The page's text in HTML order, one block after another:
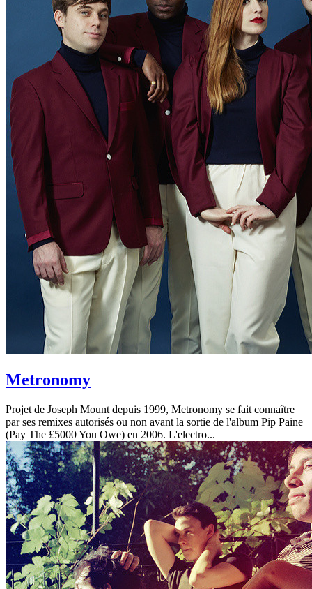
Metronomy
Projet de Joseph Mount depuis 1999, Metronomy se fait connaître
par ses remixes autorisés ou non avant la sortie de l'album Pip Paine
(Pay The £5000 You Owe) en 2006. L'electro...